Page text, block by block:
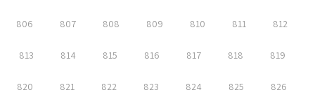
806 807 808 809 810 811 812
813 814 815 816 817 818 819
820 821 822 823 824 825 826